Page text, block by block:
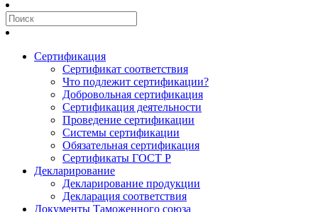
Сертификация
Сертификат соответствия
Что подлежит сертификации?
Добровольная сертификация
Сертификация деятельности
Проведение сертификации
Системы сертификации
Обязательная сертификация
Сертификаты ГОСТ Р
Декларирование
Декларирование продукции
Декларация соответствия
Документы Таможенного союза